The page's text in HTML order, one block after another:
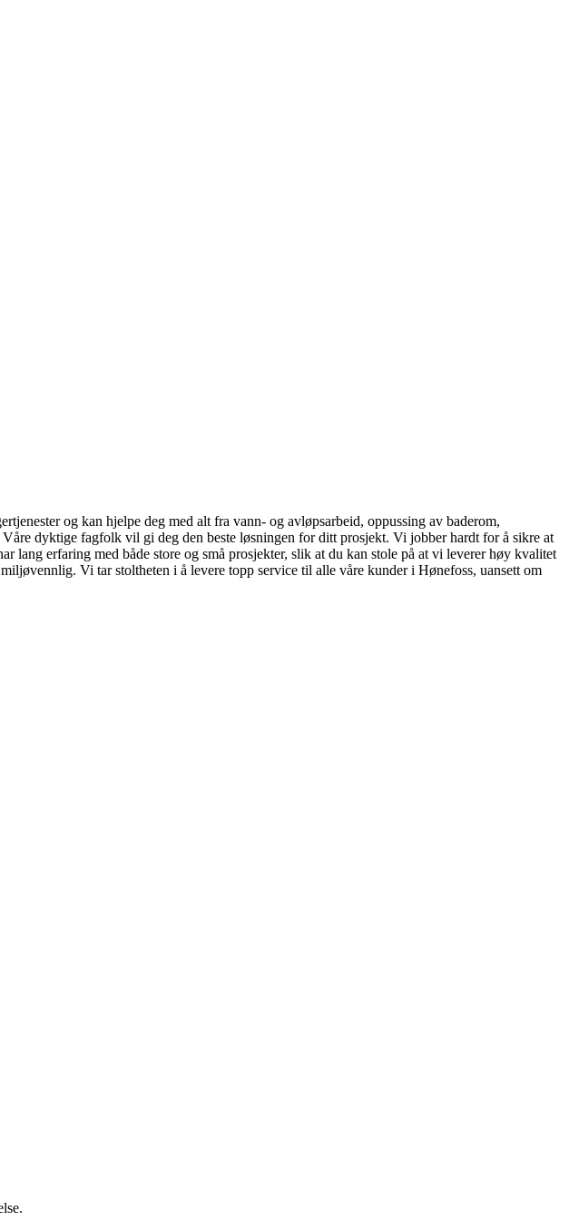
og kan hjelpe deg med alt fra vann- og avløpsarbeid, oppussing av baderom,
dyktige fagfolk vil gi deg den beste løsningen for ditt prosjekt. Vi jobber hardt for å sikre at
lang erfaring med både store og små prosjekter, slik at du kan stole på at vi leverer høy kvalitet
Vi tar stoltheten i å levere topp service til alle våre kunder i Hønefoss, uansett om